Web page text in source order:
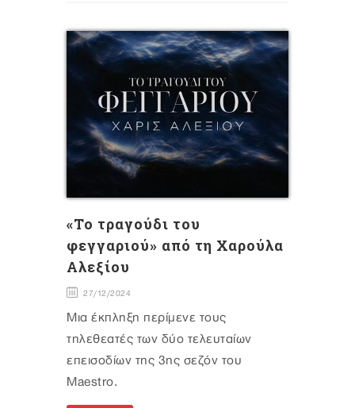
«Το τραγούδι του
φεγγαριού» από τη Χαρούλα
Αλεξίου
27/12/2024
Μια έκπληξη περίμενε τους
τηλεθεατές των δύο τελευταίων
επεισοδίων της 3ης σεζόν του
Maestro.